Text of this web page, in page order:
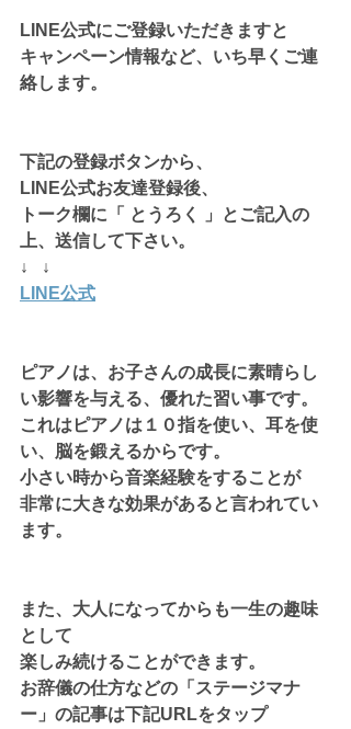
LINE公式にご登録いただきますと
キャンペーン情報など、いち早くご連
絡します。
下記の登録ボタンから、
LINE公式お友達登録後、
トーク欄に「 とうろく 」とご記入の
上、送信して下さい。
↓   ↓
LINE公式
ピアノは、お子さんの成長に素晴らし
い影響を与える、優れた習い事です。
これはピアノは１０指を使い、耳を使
い、脳を鍛えるからです。
小さい時から音楽経験をすることが
非常に大きな効果があると言われてい
ます。
また、大人になってからも一生の趣味
として
楽しみ続けることができます。
お辞儀の仕方などの「ステージマナ
ー」の記事は下記URLをタップ